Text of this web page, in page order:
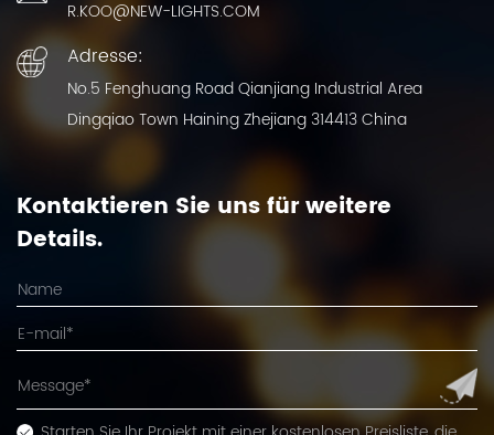
R.KOO@NEW-LIGHTS.COM
Adresse:
No.5 Fenghuang Road Qianjiang Industrial Area
Dingqiao Town Haining Zhejiang 314413 China
Kontaktieren Sie uns für weitere
Details.